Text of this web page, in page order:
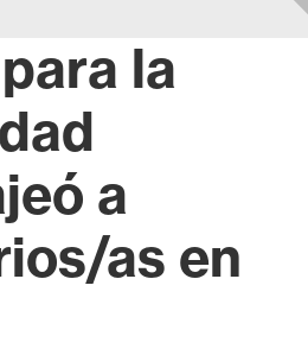
la
a
as en